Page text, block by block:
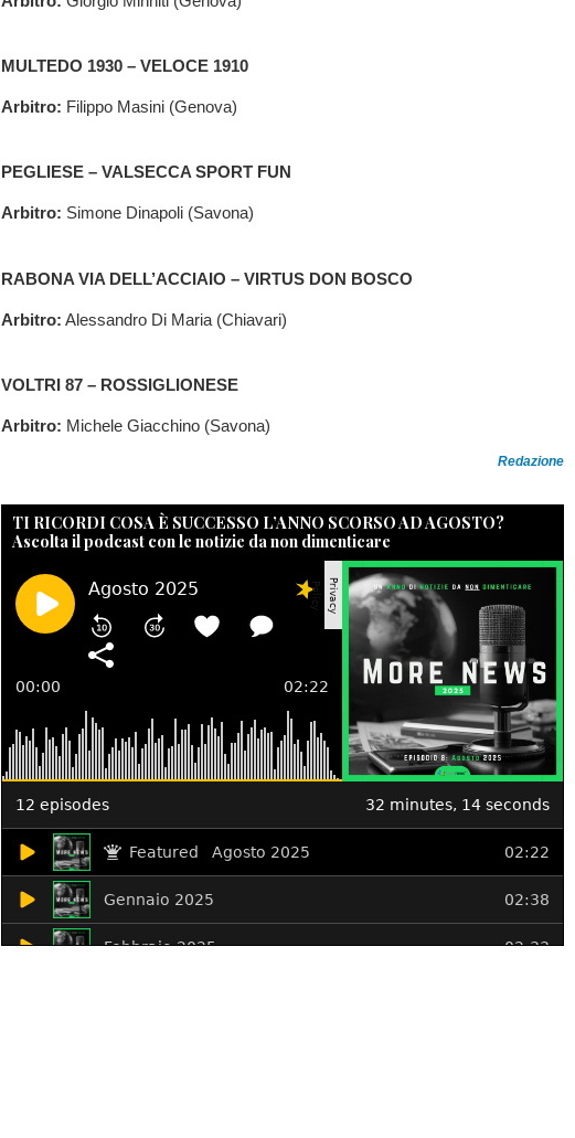
MULTEDO 1930 – VELOCE 1910
Arbitro: Filippo Masini (Genova)
PEGLIESE – VALSECCA SPORT FUN
Arbitro: Simone Dinapoli (Savona)
RABONA VIA DELL’ACCIAIO – VIRTUS DON BOSCO
Arbitro: Alessandro Di Maria (Chiavari)
VOLTRI 87 – ROSSIGLIONESE
Arbitro: Michele Giacchino (Savona)
Redazione
TI RICORDI COSA È SUCCESSO L’ANNO SCORSO AD AGOSTO?
Ascolta il podcast con le notizie da non dimenticare